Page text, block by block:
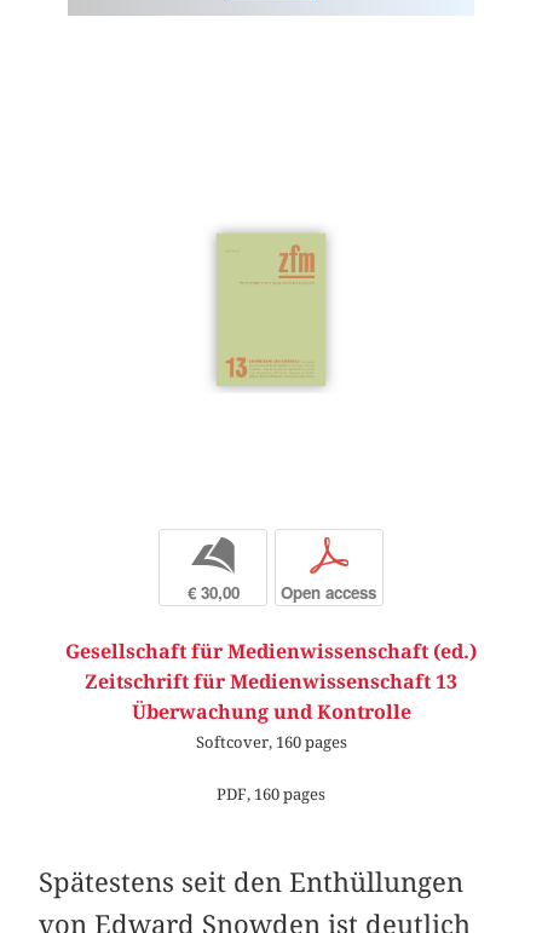
b
€ 30,00
p
Open access
Gesellschaft für Medienwissenschaft (ed.)
Zeitschrift für Medienwissenschaft 13
Überwachung und Kontrolle
Softcover, 160 pages
PDF, 160 pages
Spätestens seit den Enthüllungen
von Edward Snowden ist deutlich